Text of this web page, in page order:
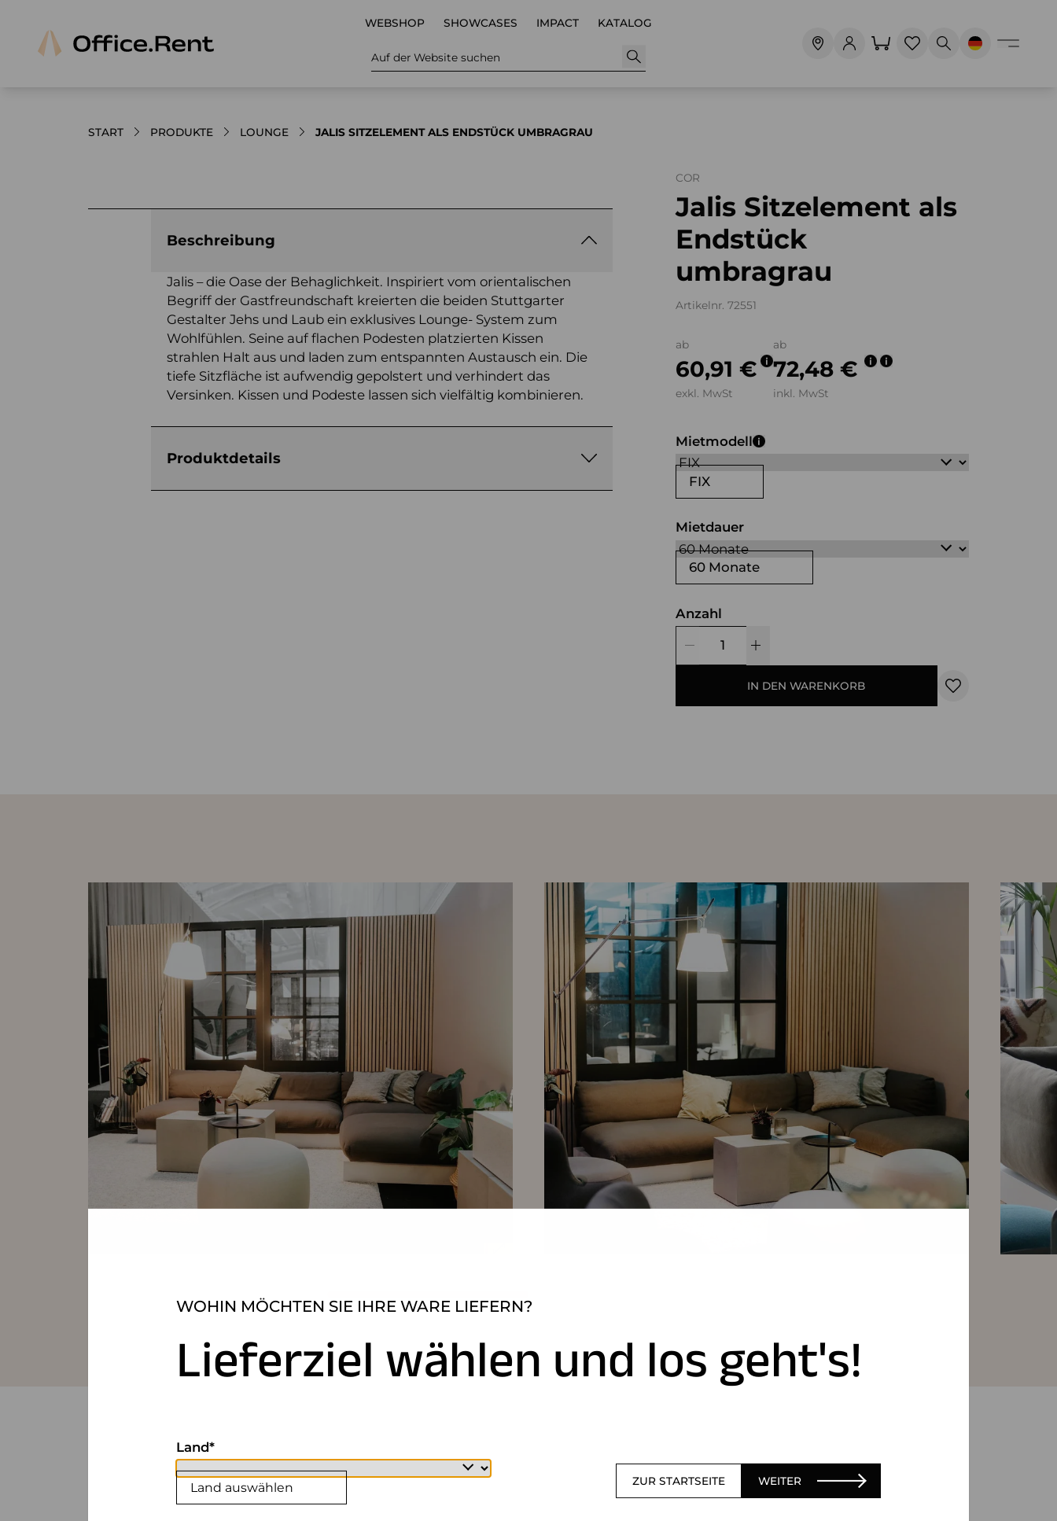
WEBSHOP SHOWCASES IMPACT KATALOG
Auf der Website suchen
WOHIN MÖCHTEN SIE IHRE WARE LIEFERN?
Lieferziel wählen und los geht's!
Land auswählen
Land
ZUR STARTSEITE WEITER
START PRODUKTE LOUNGE JALIS SITZELEMENT ALS ENDSTÜCK UMBRAGRAU
COR
Jalis Sitzelement als
Endstück
umbragrau
Artikelnr. 72551
ab
60,91 €
exkl. MwSt
ab
72,48 €
inkl. MwSt
FIX
Mietmodell
60 Monate
Mietdauer
Anzahl
IN DEN WARENKORB
Beschreibung
Jalis – die Oase der Behaglichkeit. Inspiriert vom orientalischen
Begriff der Gastfreundschaft kreierten die beiden Stuttgarter
Gestalter Jehs und Laub ein exklusives Lounge- System zum
Wohlfühlen. Seine auf flachen Podesten platzierten Kissen
strahlen Halt aus und laden zum entspannten Austausch ein. Die
tiefe Sitzfläche ist aufwendig gepolstert und verhindert das
Versinken. Kissen und Podeste lassen sich vielfältig kombinieren.
Produktdetails